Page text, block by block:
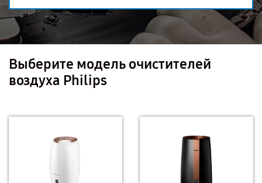
Выберите модель очистителей
воздуха Philips